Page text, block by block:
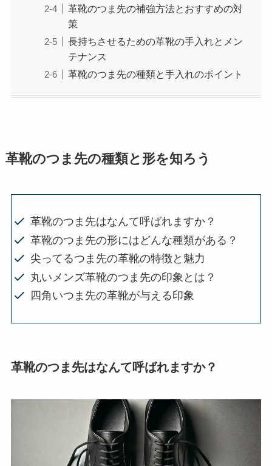
革靴のつま先の補強方法とおすすめの対
策
長持ちさせるための革靴の手入れとメン
テナンス
革靴のつま先の種類と手入れのポイント
革靴のつま先の種類と形を知ろう
革靴のつま先はなんて呼ばれますか？
革靴のつま先の形にはどんな種類がある？
尖ってるつま先の革靴の特徴と魅力
丸いメンズ革靴のつま先の印象とは？
四角いつま先の革靴が与える印象
革靴のつま先はなんて呼ばれますか？